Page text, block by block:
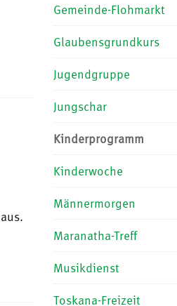
Gemeinde-Flohmarkt
Glaubensgrundkurs
Jugendgruppe
Jungschar
Kinderprogramm
Kinderwoche
Männermorgen
Maranatha-Treff
Musikdienst
Toskana-Freizeit